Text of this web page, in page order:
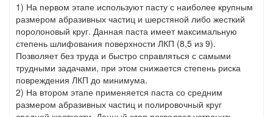
1) На первом этапе используют пасту с наиболее крупным
размером абразивных частиц и шерстяной либо жесткий
поролоновый круг. Данная паста имеет максимальную
степень шлифования поверхности ЛКП (8,5 из 9).
Позволяет без труда и быстро справляться с самыми
трудными задачами, при этом снижается степень риска
повреждения ЛКП до минимума.
2) На втором этапе применяется паста со средним
размером абразивных частиц и полировочный круг